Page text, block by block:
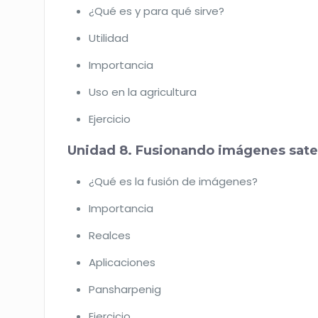
¿Qué es y para qué sirve?
Utilidad
Importancia
Uso en la agricultura
Ejercicio
Unidad 8. Fusionando imágenes
¿Qué es la fusión de imágenes?
Importancia
Realces
Aplicaciones
Pansharpenig